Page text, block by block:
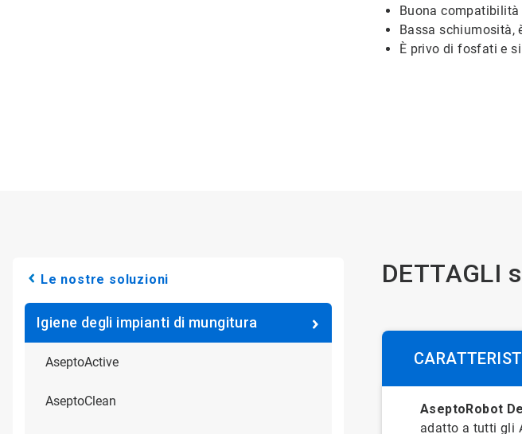
Buona
Bassa schiumosità,
È privo di fosfati e
Le nostre soluzioni
Igiene degli impianti di mungitura
AseptoActive
AseptoClean
DETTAGLI
AseptoRobot
adatto a tutti gli